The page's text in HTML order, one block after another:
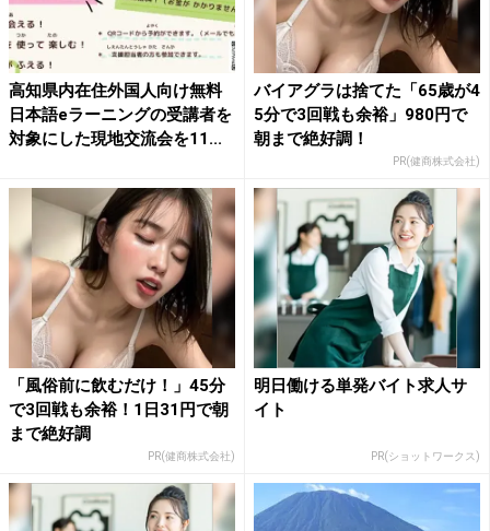
高知県内在住外国人向け無料
日本語eラーニングの受講者を
対象にした現地交流会を11...
バイアグラは捨てた「65歳が4
5分で3回戦も余裕」980円で
朝まで絶好調！
PR(健商株式会社)
「風俗前に飲むだけ！」45分
で3回戦も余裕！1日31円で朝
まで絶好調
PR(健商株式会社)
明日働ける単発バイト求人サ
イト
PR(ショットワークス)